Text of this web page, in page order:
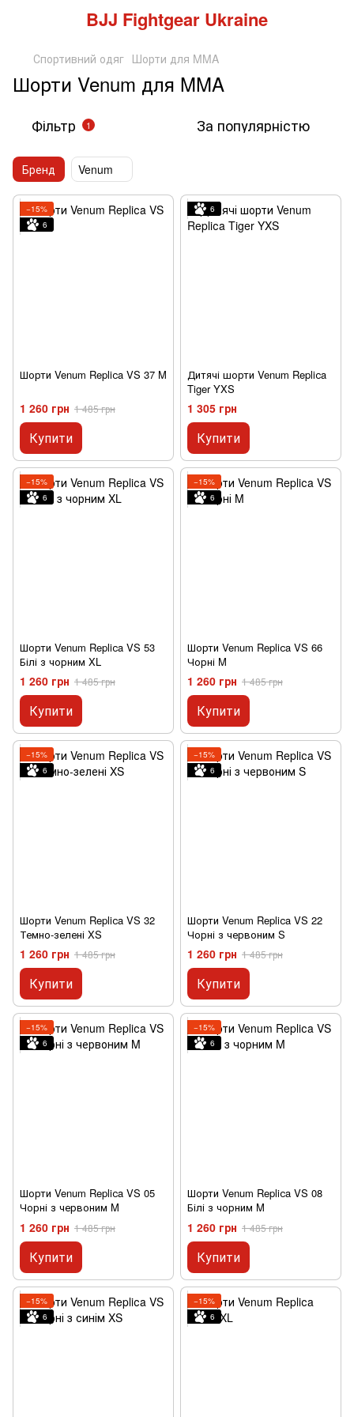
BJJ Fightgear Ukraine
Спортивний одяг Шорти для MMA
Шорти Venum для MMA
Фільтр 1 За популярністю
Бренд Venum
−15%
6
Шорти Venum Repliсa VS 37 M
1 260 грн 1 485 грн
Купити
6
Дитячі шорти Venum Repliсa
Tiger YXS
1 305 грн
Купити
−15%
6
Шорти Venum Repliсa VS 53
Білі з чорним XL
1 260 грн 1 485 грн
Купити
−15%
6
Шорти Venum Repliсa VS 66
Чорні M
1 260 грн 1 485 грн
Купити
−15%
6
Шорти Venum Repliсa VS 32
Темно-зелені XS
1 260 грн 1 485 грн
Купити
−15%
6
Шорти Venum Repliсa VS 22
Чорні з червоним S
1 260 грн 1 485 грн
Купити
−15%
6
Шорти Venum Repliсa VS 05
Чорні з червоним M
1 260 грн 1 485 грн
Купити
−15%
6
Шорти Venum Repliсa VS 08
Білі з чорним M
1 260 грн 1 485 грн
Купити
−15%
6
−15%
6